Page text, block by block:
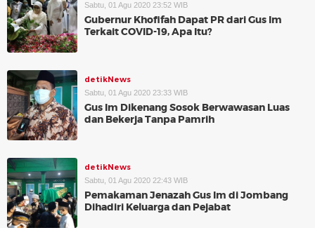
Sabtu, 01 Agu 2020 23:52 WIB
Gubernur Khofifah Dapat PR dari Gus Im
Terkait COVID-19, Apa Itu?
detikNews
Sabtu, 01 Agu 2020 23:33 WIB
Gus Im Dikenang Sosok Berwawasan Luas
dan Bekerja Tanpa Pamrih
detikNews
Sabtu, 01 Agu 2020 22:43 WIB
Pemakaman Jenazah Gus Im di Jombang
Dihadiri Keluarga dan Pejabat